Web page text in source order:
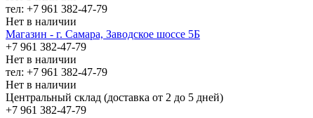
тел: +7 961 382-47-79
Нет в наличии
Магазин - г. Самара, Заводское шоссе 5Б
+7 961 382-47-79
Нет в наличии
тел: +7 961 382-47-79
Нет в наличии
Центральный склад (доставка от 2 до 5 дней)
+7 961 382-47-79